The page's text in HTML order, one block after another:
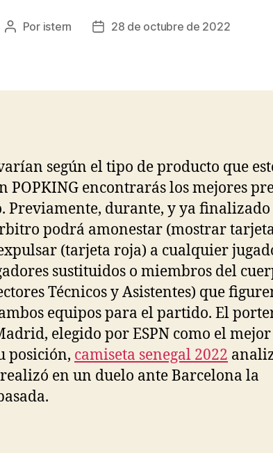
Autor
Por istern
Fecha28 de octubre de 2022
según el tipo de producto que
POPKING encontrarás los mejores
Previamente, durante, y ya
podrá amonestar (mostrar
(tarjeta roja) a cualquier
sustituidos o miembros del
Técnicos y Asistentes) que
equipos para el partido. El
elegido por ESPN como el
posición, camiseta senegal 2022
en un duelo ante Barcelona la